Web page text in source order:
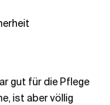
gut für die Pflege
ist aber völlig